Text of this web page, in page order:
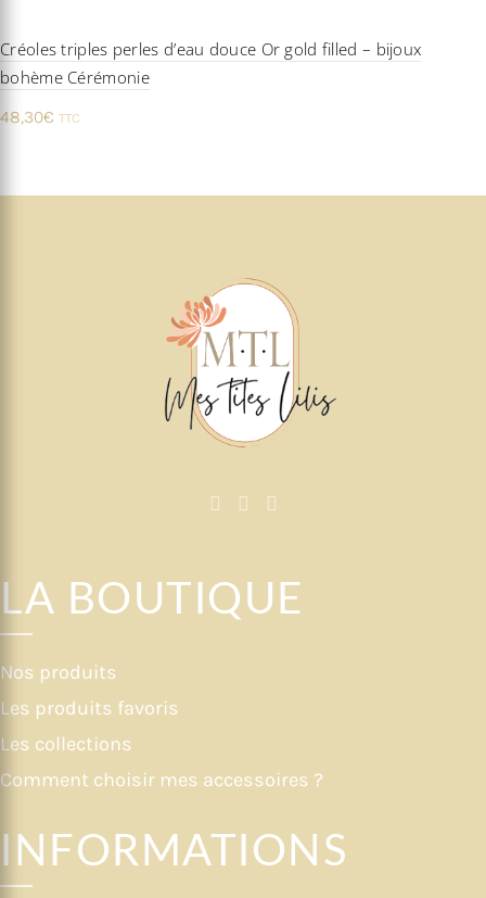
Créoles triples perles d’eau douce Or gold filled – bijoux
bohème Cérémonie
48,30€ TTC
LA BOUTIQUE
Nos produits
Les produits favoris
Les collections
Comment choisir mes accessoires ?
INFORMATIONS